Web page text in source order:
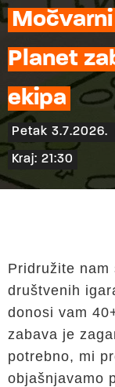
Planet
ekipa
Petak 3.7.2026.
Kraj: 21:30
Pridružite nam
društvenih
donosi vam
zabava je
potrebno, mi
objašnjavamo